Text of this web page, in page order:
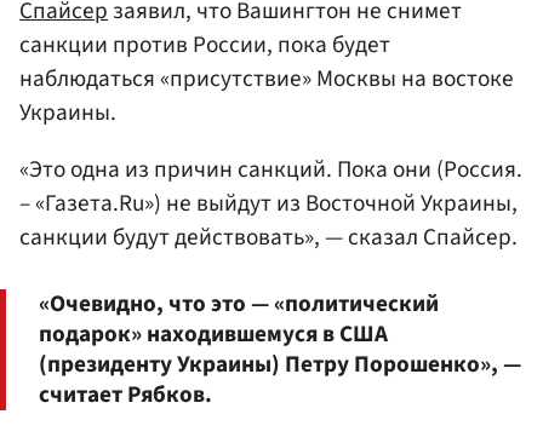
Спайсер заявил, что Вашингтон не снимет
санкции против России, пока будет
наблюдаться «присутствие» Москвы на востоке
Украины.
«Это одна из причин санкций. Пока они (Россия.
– «Газета.Ru») не выйдут из Восточной Украины,
санкции будут действовать», — сказал Спайсер.
«Очевидно, что это — «политический
подарок» находившемуся в США
(президенту Украины) Петру Порошенко», —
считает Рябков.